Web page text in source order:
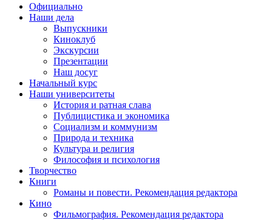
Официально
Наши дела
Выпускники
Киноклуб
Экскурсии
Презентации
Наш досуг
Начальный курс
Наши университеты
История и ратная слава
Публицистика и экономика
Социализм и коммунизм
Природа и техника
Культура и религия
Философия и психология
Творчество
Книги
Романы и повести. Рекомендация редактора
Кино
Фильмография. Рекомендация редактора